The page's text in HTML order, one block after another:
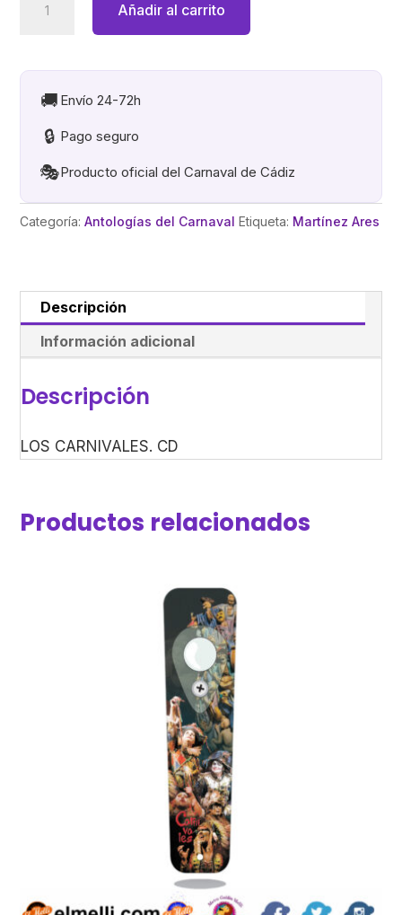
CARNIVALES.
cantidad
Añadir al carrito
🚚 Envío 24-72h
🔒 Pago seguro
🎭Producto oficial del Carnaval de Cádiz
Categoría:Antologías del Carnaval Etiqueta: Martínez Ares
Descripción
Información adicional
Descripción
LOS CARNIVALES. CD
Productos relacionados